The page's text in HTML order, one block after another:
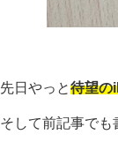
先日やっと待望の
そして前記事でも